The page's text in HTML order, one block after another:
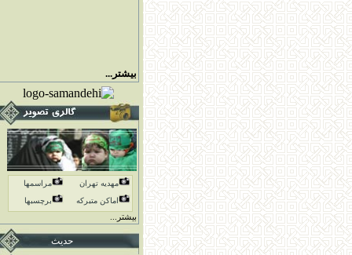
بیشتر...
مهدیه تهران
مراسمها
اماكن متبركه
برچسبها
بیشتر...
حدیث